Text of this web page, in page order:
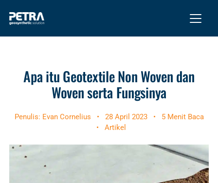
Apa itu Geotextile Non Woven dan
Woven serta Fungsinya
Penulis: Evan Cornelius • 28 April 2023 •
5 Menit Baca
•
Artikel